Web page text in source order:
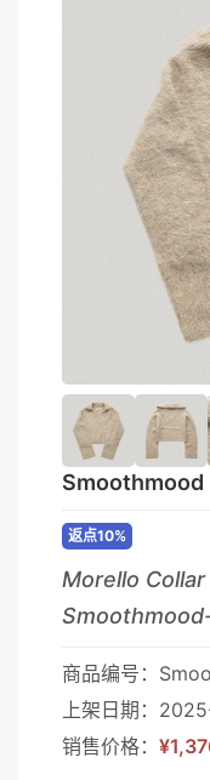
Smoothmood
返点10%
Morello
商品编号：
上架日期：
销售价格：